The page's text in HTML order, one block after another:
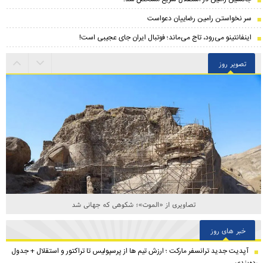
سر نخواستن رامین رضاییان دعواست
اینفانتینو می‌رود، تاج می‌ماند؛ فوتبال ایران جای عجیبی است!
تصویر روز
تصاویری از «الموت»؛ شکوهی که جهانی شد
خبر های روز
​آپدیت جدید ترانسفر مارکت ؛ ارزش تیم ها از پرسپولیس تا تراکتور و استقلال + جدول